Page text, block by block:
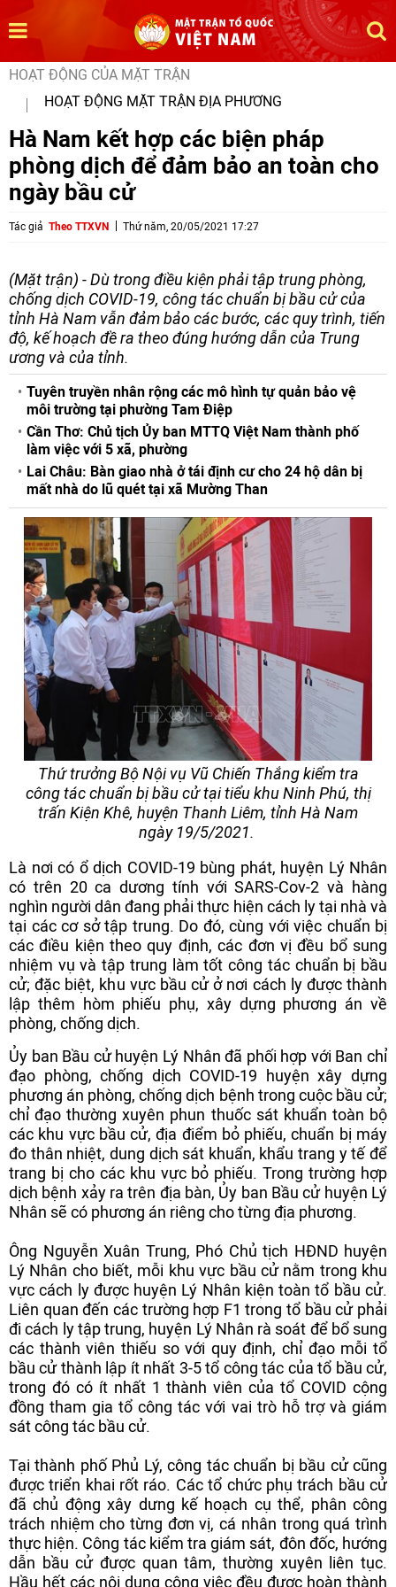
HOẠT ĐỘNG CỦA MẶT TRẬN
HOẠT ĐỘNG MẶT TRẬN ĐỊA PHƯƠNG
Hà Nam kết hợp các biện pháp
phòng dịch để đảm bảo an toàn cho
ngày bầu cử
Tác giả Theo TTXVN Thứ năm, 20/05/2021 17:27
(Mặt trận) - Dù trong điều kiện phải tập trung phòng,
chống dịch COVID-19, công tác chuẩn bị bầu cử của
tỉnh Hà Nam vẫn đảm bảo các bước, các quy trình, tiến
độ, kế hoạch đề ra theo đúng hướng dẫn của Trung
ương và của tỉnh.
Tuyên truyền nhân rộng các mô hình tự quản bảo vệ
môi trường tại phường Tam Điệp
Cần Thơ: Chủ tịch Ủy ban MTTQ Việt Nam thành phố
làm việc với 5 xã, phường
Lai Châu: Bàn giao nhà ở tái định cư cho 24 hộ dân bị
mất nhà do lũ quét tại xã Mường Than
Thứ trưởng Bộ Nội vụ Vũ Chiến Thắng kiểm tra
công tác chuẩn bị bầu cử tại tiểu khu Ninh Phú, thị
trấn Kiện Khê, huyện Thanh Liêm, tỉnh Hà Nam
ngày 19/5/2021.
Là nơi có ổ dịch COVID-19 bùng phát, huyện Lý Nhân
có trên 20 ca dương tính với SARS-Cov-2 và hàng
nghìn người dân đang phải thực hiện cách ly tại nhà và
tại các cơ sở tập trung. Do đó, cùng với việc chuẩn bị
các điều kiện theo quy định, các đơn vị đều bổ sung
nhiệm vụ và tập trung làm tốt công tác chuẩn bị bầu
cử; đặc biệt, khu vực bầu cử ở nơi cách ly được thành
lập thêm hòm phiếu phụ, xây dựng phương án về
phòng, chống dịch.
Ủy ban Bầu cử huyện Lý Nhân đã phối hợp với Ban chỉ
đạo phòng, chống dịch COVID-19 huyện xây dựng
phương án phòng, chống dịch bệnh trong cuộc bầu cử;
chỉ đạo thường xuyên phun thuốc sát khuẩn toàn bộ
các khu vực bầu cử, địa điểm bỏ phiếu, chuẩn bị máy
đo thân nhiệt, dung dịch sát khuẩn, khẩu trang y tế để
trang bị cho các khu vực bỏ phiếu. Trong trường hợp
dịch bệnh xảy ra trên địa bàn, Ủy ban Bầu cử huyện Lý
Nhân sẽ có phương án riêng cho từng địa phương.
Ông Nguyễn Xuân Trung, Phó Chủ tịch HĐND huyện
Lý Nhân cho biết, mỗi khu vực bầu cử nằm trong khu
vực cách ly được huyện Lý Nhân kiện toàn tổ bầu cử.
Liên quan đến các trường hợp F1 trong tổ bầu cử phải
đi cách ly tập trung, huyện Lý Nhân rà soát để bổ sung
các thành viên thiếu so với quy định, chỉ đạo mỗi tổ
bầu cử thành lập ít nhất 3-5 tổ công tác của tổ bầu cử,
trong đó có ít nhất 1 thành viên của tổ COVID cộng
đồng tham gia tổ công tác với vai trò hỗ trợ và giám
sát công tác bầu cử.
Tại thành phố Phủ Lý, công tác chuẩn bị bầu cử cũng
được triển khai rốt ráo. Các tổ chức phụ trách bầu cử
đã chủ động xây dưng kế hoạch cụ thể, phân công
trách nhiệm cho từng đơn vị, cá nhân trong quá trình
thực hiện. Công tác kiểm tra giám sát, đôn đốc, hướng
dẫn bầu cử được quan tâm, thường xuyên liên tục.
Hầu hết các nội dung công việc đều được hoàn thành